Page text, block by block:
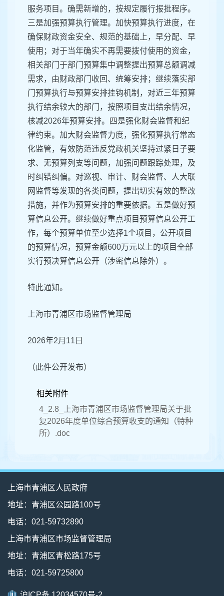
服务项目。确需新增的，按规定履行报批程序。
三是加强预算执行管理。加快预算执行进度，在
确保财政资金安全、规范的基础上，早分配、早
使用；对于当年确实不再需要拨付使用的资金，
相关部门于部门预算集中调整提出预算总额调减
需求，由财政部门收回、统筹安排；继续落实部
门预算执行与预算安排挂钩机制，对近三年预算
执行结余较大的部门，按照项目支出结余情况，
核减2026年预算安排。四是强化财会监督和纪
律约束。加大财会监督力度，强化预算执行常态
化监管，有效防范违反党政机关坚持过紧日子要
求、无预算列支等问题，加强问题跟踪处理，及
时纠错纠偏。对巡视、审计、财会监督、人大联
网监督等发现的各类问题，提出切实有效的整改
措施，并作为预算安排的重要依据。五是做好预
算信息公开。继续做好重点项目预算信息公开工
作，每个预算单位至少选择1个项目，公开项目
的预算情况，预算金额600万元以上的项目全部
实行预决算信息公开（涉密信息除外）。
特此通知。
上海市青浦区市场监督管理局
2026年2月11日
（此件公开发布）
相关附件
4_2.8_上海市青浦区市场监督管理局关于批
复2026年度单位综合预算收支的通知（特种
所）.doc
上海市青浦区人民政府
地址：青浦区公园路100号
电话：021-59732890
上海市青浦区市场监督管理局
地址：青浦区青松路175号
电话：021-59725800